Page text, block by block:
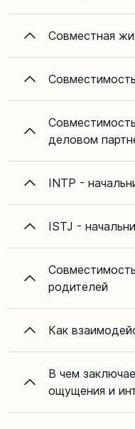
Совместная
деловом
INTP -
ISTJ -
родителей
Как
В чем
ощущения и